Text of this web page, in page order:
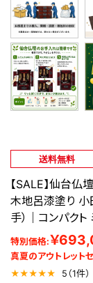
送料無料
【SALE】 仙台仏
木地呂漆塗り 小
手）｜コンパク
特別価格:￥
真夏のアウトレットセ
★★★★★ 5（1件）